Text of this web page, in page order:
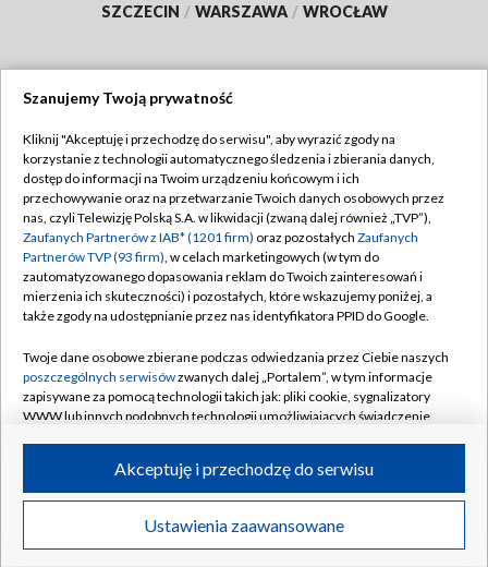
SZCZECIN / WARSZAWA / WROCŁAW
TVP
Abonament TVP
Emisja w TVP
Centrum informacji TVP
Naziemna Telewizja Cyfrowa
Rada Programowa
System NOS
Informacje o nadawcy
Program dla prasy
Ogłoszenie przetargowe
Regulamin TVP
Polityka prywatności
Moje zgody
Pomoc
Kontakt
Kanały
©2026 Telewizja Polska S.A. w likwidacji
Szanujemy Twoją prywatność
Kliknij "Akceptuję i przechodzę do serwisu", aby wyrazić zgody na
korzystanie z technologii automatycznego śledzenia i zbierania danych,
dostęp do informacji na Twoim urządzeniu końcowym i ich
przechowywanie oraz na przetwarzanie Twoich danych osobowych przez
nas, czyli Telewizję Polską S.A. w likwidacji (zwaną dalej również „TVP”),
Zaufanych Partnerów z IAB* (1201 firm) oraz pozostałych Zaufanych
Partnerów TVP (93 firm), w celach marketingowych (w tym do
zautomatyzowanego dopasowania reklam do Twoich zainteresowań i
mierzenia ich skuteczności) i pozostałych, które wskazujemy poniżej, a
także zgody na udostępnianie przez nas identyfikatora PPID do Google.
Twoje dane osobowe zbierane podczas odwiedzania przez Ciebie naszych
poszczególnych serwisówzwanych dalej „Portalem”, w tym informacje
zapisywane za pomocą technologii takich jak: pliki cookie, sygnalizatory
WWW lub innych podobnych technologii umożliwiających świadczenie
ruchu w Internecie.
Twoje dane osobowe zbierane podczas odwiedzania przez Ciebie
poszczególnych serwisówna Portalu, takie jak adresy IP, identyfikatory
Ustawienia zaawansowane
Akceptuję i przechodzę do serwisu